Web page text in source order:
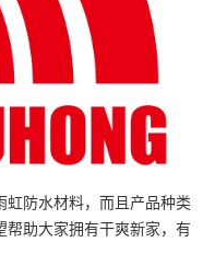
虹防水材料，而且产品种类
帮助大家拥有干爽新家，有